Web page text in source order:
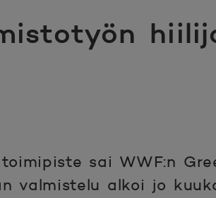
toimipiste sai WWF:n
valmistelu alkoi jo